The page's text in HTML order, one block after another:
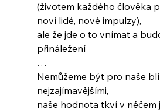
(životem každého člověka
noví lidé, nové impulzy),
ale že jde o to vnímat a
přináležení
…
Nemůžeme být pro naše
nejzajímavějšími,
naše hodnota tkví v něčem